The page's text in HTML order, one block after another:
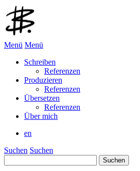
Menü Menü
Schreiben
Referenzen
Produzieren
Referenzen
Übersetzen
Referenzen
Über mich
en
Suchen Suchen
nach: